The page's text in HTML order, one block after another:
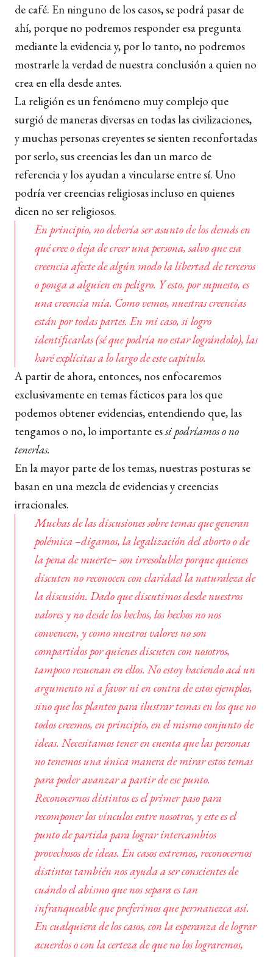
de café. En ninguno de los casos, se podrá pasar de
ahí, porque no podremos responder esa pregunta
mediante la evidencia y, por lo tanto, no podremos
mostrarle la verdad de nuestra conclusión a quien no
crea en ella desde antes.
La religión es un fenómeno muy complejo que
surgió de maneras diversas en todas las civilizaciones,
y muchas personas creyentes se sienten reconfortadas
por serlo, sus creencias les dan un marco de
referencia y los ayudan a vincularse entre sí. Uno
podría ver creencias religiosas incluso en quienes
dicen no ser religiosos.
En principio, no debería ser asunto de los demás en
qué cree o deja de creer una persona, salvo que esa
creencia afecte de algún modo la libertad de terceros
o ponga a alguien en peligro. Y esto, por supuesto, es
una creencia mía. Como vemos, nuestras creencias
están por todas partes. En mi caso, si logro
identificarlas (sé que podría no estar lográndolo), las
haré explícitas a lo largo de este capítulo.
A partir de ahora, entonces, nos enfocaremos
exclusivamente en temas fácticos para los que
podemos obtener evidencias, entendiendo que, las
tengamos o no, lo importante essi podríamos o no
tenerlas.
En la mayor parte de los temas, nuestras posturas se
basan en una mezcla de evidencias y creencias
irracionales.
Muchas de las discusiones sobre temas que generan
polémica –digamos, la legalización del aborto o de
la pena de muerte– son irresolubles porque quienes
discuten no reconocen con claridad la naturaleza de
la discusión. Dado que discutimos desde nuestros
valores y no desde los hechos, los hechos no nos
convencen, y como nuestros valores no son
compartidos por quienes discuten con nosotros,
tampoco resuenan en ellos. No estoy haciendo acá un
argumento ni a favor ni en contra de estos ejemplos,
sino que los planteo para ilustrar temas en los que no
todos creemos, en principio, en el mismo conjunto de
ideas. Necesitamos tener en cuenta que las personas
no tenemos una única manera de mirar estos temas
para poder avanzar a partir de ese punto.
Reconocernos distintos es el primer paso para
recomponer los vínculos entre nosotros, y este es el
punto de partida para lograr intercambios
provechosos de ideas. En casos extremos, reconocernos
distintos también nos ayuda a ser conscientes de
cuándo el abismo que nos separa es tan
infranqueable que preferimos que permanezca así.
En cualquiera de los casos, con la esperanza de lograr
acuerdos o con la certeza de que no los lograremos,